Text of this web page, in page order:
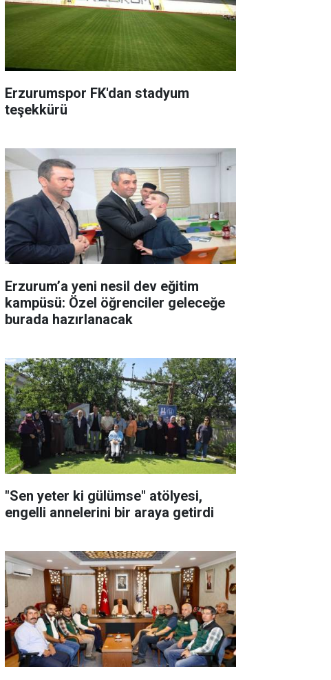
Erzurumspor FK'dan stadyum
teşekkürü
Erzurum’a yeni nesil dev eğitim
kampüsü: Özel öğrenciler geleceğe
burada hazırlanacak
"Sen yeter ki gülümse" atölyesi,
engelli annelerini bir araya getirdi